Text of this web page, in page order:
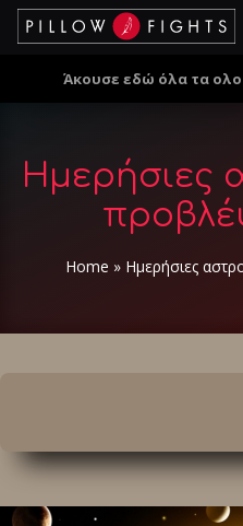
Άκουσε εδώ όλα τα
Hμερήσιες
Home » Hμερήσιες